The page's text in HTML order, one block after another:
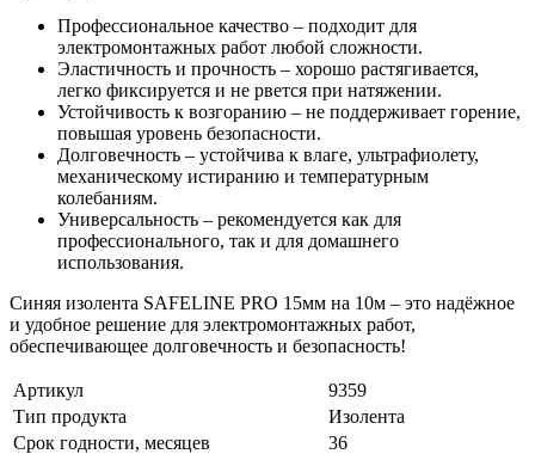
Профессиональное качество – подходит для
электромонтажных работ любой сложности.
Эластичность и прочность – хорошо растягивается,
легко фиксируется и не рвется при натяжении.
Устойчивость к возгоранию – не поддерживает горение,
повышая уровень безопасности.
Долговечность – устойчива к влаге, ультрафиолету,
механическому истиранию и температурным
колебаниям.
Универсальность – рекомендуется как для
профессионального, так и для домашнего
использования.
Синяя изолента SAFELINE PRO 15мм на 10м – это надёжное
и удобное решение для электромонтажных работ,
обеспечивающее долговечность и безопасность!
Артикул
9359
Тип продукта
Изолента
Срок годности, месяцев
36